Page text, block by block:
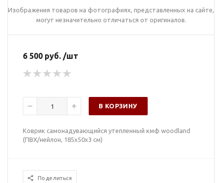
Изображения товаров на фотографиях, представленных на сайте,
могут незначительно отличаться от оригиналов.
6 500 руб. /шт
В КОРЗИНУ
Коврик самонадувающийся утепленный кмф woodland
(ПВХ/нейлон, 185х50х3 см)
Поделиться